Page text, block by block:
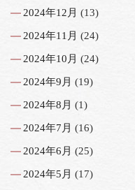
2024年12月 (13)
2024年11月 (24)
2024年10月 (24)
2024年9月 (19)
2024年8月 (1)
2024年7月 (16)
2024年6月 (25)
2024年5月 (17)